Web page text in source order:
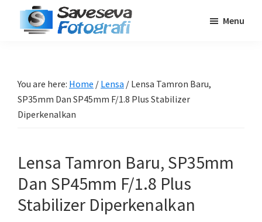
Pemula
-
Tips
Berita
-
Traveling
Menu
You are here: Home / Lensa / Lensa Tamron Baru,
SP35mm Dan SP45mm F/1.8 Plus Stabilizer
Diperkenalkan
Lensa Tamron Baru, SP35mm
Dan SP45mm F/1.8 Plus
Stabilizer Diperkenalkan